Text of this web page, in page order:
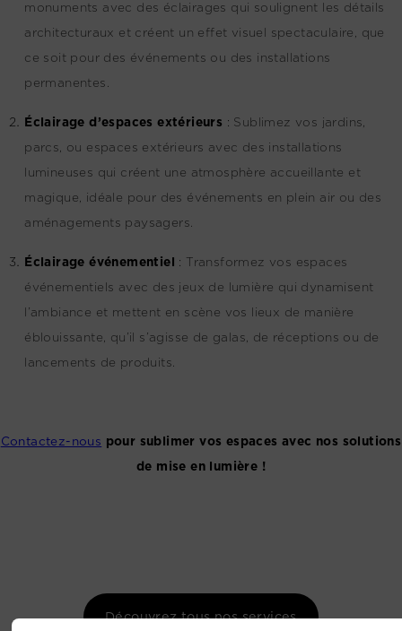
monuments avec des éclairages qui soulignent les détails
architecturaux et créent un effet visuel spectaculaire, que
ce soit pour des événements ou des installations
permanentes.
Éclairage d’espaces extérieurs : Sublimez vos jardins,
parcs, ou espaces extérieurs avec des installations
lumineuses qui créent une atmosphère accueillante et
magique, idéale pour des événements en plein air ou des
aménagements paysagers.
Éclairage événementiel : Transformez vos espaces
événementiels avec des jeux de lumière qui dynamisent
l’ambiance et mettent en scène vos lieux de manière
éblouissante, qu’il s’agisse de galas, de réceptions ou de
lancements de produits.
Contactez-nous pour sublimer vos espaces avec nos solutions
de mise en lumière !
Découvrez tous nos services